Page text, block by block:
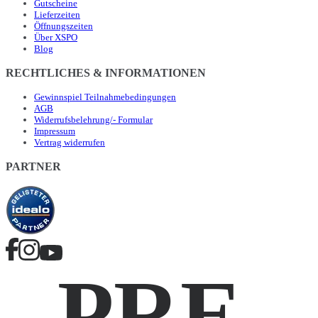
Gutscheine
Lieferzeiten
Öffnungszeiten
Über XSPO
Blog
RECHTLICHES & INFORMATIONEN
Gewinnspiel Teilnahmebedingungen
AGB
Widerrufsbelehrung/- Formular
Impressum
Vertrag widerrufen
PARTNER